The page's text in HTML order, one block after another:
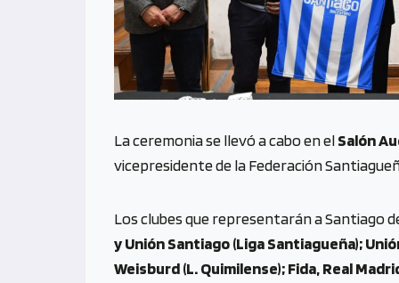
La ceremonia se llevó a cabo en elSalón
vicepresidente de la Federación
Los clubes que representarán a Santiago
y Unión Santiago (Liga Santiagueña);
Weisburd (L. Quimilense); Fida, Real